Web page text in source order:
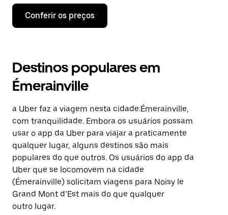
Pressione
seta
interagir
com
o
calendário
selecionar
uma
Pressione
a
tecla
“ESC”
para
fechar
o
calendário.
Conferir os preços
Destinos populares em
Émerainville
a Uber faz a viagem nesta cidade:Émerainville,
com tranquilidade. Embora os usuários possam
usar o app da Uber para viajar a praticamente
qualquer lugar, alguns destinos são mais
populares do que outros. ⁠Os usuários do app da
Uber que se locomovem na cidade
(Émerainville) solicitam viagens para Noisy le
Grand Mont d’Est mais do que qualquer
outro lugar.